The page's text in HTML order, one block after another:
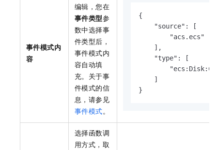
事件模式内
容
编辑，您在
事件类型参
数中选择事
件类型后，
事件模式内
容自动填
充。关于事
件模式的信
息，请参见
事件模式。
{
    "source": [
        "acs.ecs"
    ],
    "type": [
    ]
}
选择函数调
用方式，取